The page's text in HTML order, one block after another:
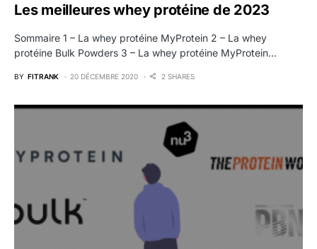
Les meilleures whey protéine de 2023
Sommaire 1 – La whey protéine MyProtein 2 – La whey
protéine Bulk Powders 3 – La whey protéine MyProtein…
BY FITRANK 20 DÉCEMBRE 2020 2 SHARES